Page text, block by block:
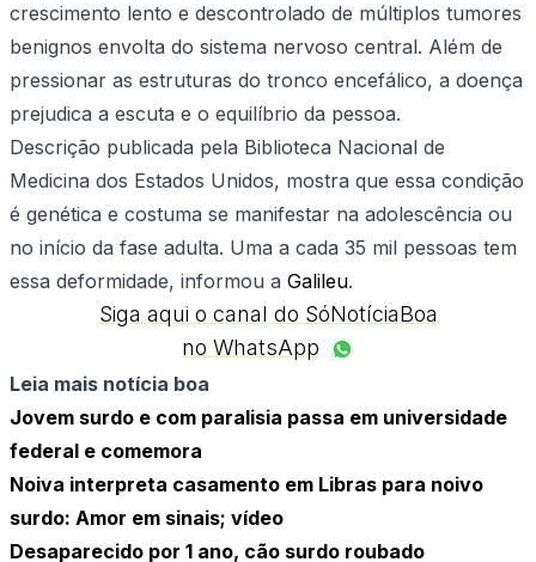
crescimento lento e descontrolado de múltiplos tumores
benignos envolta do sistema nervoso central. Além de
pressionar as estruturas do tronco encefálico, a doença
prejudica a escuta e o equilíbrio da pessoa.
Descrição publicada pela Biblioteca Nacional de
Medicina dos Estados Unidos, mostra que essa condição
é genética e costuma se manifestar na adolescência ou
no início da fase adulta. Uma a cada 35 mil pessoas tem
essa deformidade, informou a Galileu.
Siga aqui o canal do SóNotíciaBoa
no WhatsApp
Leia mais notícia boa
Jovem surdo e com paralisia passa em universidade
federal e comemora
Noiva interpreta casamento em Libras para noivo
surdo: Amor em sinais; vídeo
Desaparecido por 1 ano, cão surdo roubado